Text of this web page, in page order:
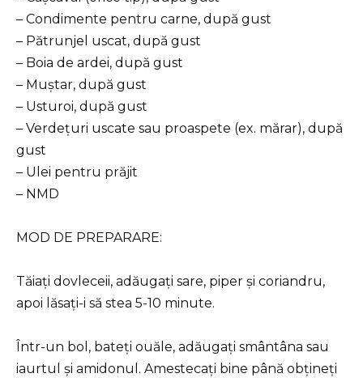
– Condimente pentru carne, după gust
– Pătrunjel uscat, după gust
– Boia de ardei, după gust
– Muștar, după gust
– Usturoi, după gust
– Verdețuri uscate sau proaspete (ex. mărar), după
gust
– Ulei pentru prăjit
– NMD
MOD DE PREPARARE:
Tăiați dovleceii, adăugați sare, piper și coriandru,
apoi lăsați-i să stea 5-10 minute.
Într-un bol, bateți ouăle, adăugați smântâna sau
iaurtul și amidonul. Amestecați bine până obțineți